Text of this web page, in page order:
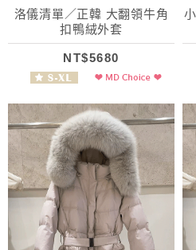
洛儀清單／正韓 大翻領牛角
扣鴨絨外套
NT$5680